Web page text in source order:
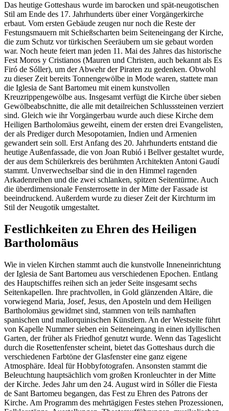
Das heutige Gotteshaus wurde im barocken und spät-neugotischen
Stil am Ende des 17. Jahrhunderts über einer Vorgängerkirche
erbaut. Vom ersten Gebäude zeugen nur noch die Reste der
Festungsmauern mit Schießscharten beim Seiteneingang der Kirche,
die zum Schutz vor türkischen Seeräubern um sie gebaut worden
war. Noch heute feiert man jeden 11. Mai des Jahres das historische
Fest Moros y Cristianos (Mauren und Christen, auch bekannt als Es
Firó de Sóller), um der Abwehr der Piraten zu gedenken. Obwohl
zu dieser Zeit bereits Tonnengewölbe in Mode waren, stattete man
die Iglesia de Sant Bartomeu mit einem kunstvollen
Kreuzrippengewölbe aus. Insgesamt verfügt die Kirche über sieben
Gewölbeabschnitte, die alle mit detailreichen Schlusssteinen verziert
sind. Gleich wie ihr Vorgängerbau wurde auch diese Kirche dem
Heiligen Bartholomäus geweiht, einem der ersten drei Evangelisten,
der als Prediger durch Mesopotamien, Indien und Armenien
gewandert sein soll. Erst Anfang des 20. Jahrhunderts entstand die
heutige Außenfassade, die von Joan Rubió i Bellver gestaltet wurde,
der aus dem Schülerkreis des berühmten Architekten Antoni Gaudí
stammt. Unverwechselbar sind die in den Himmel ragenden
Arkadenreihen und die zwei schlanken, spitzen Seitentürme. Auch
die überdimensionale Fensterrosette in der Mitte der Fassade ist
beeindruckend. Außerdem wurde zu dieser Zeit der Kirchturm im
Stil der Neugotik umgestaltet.
Festlichkeiten zu Ehren des Heiligen
Bartholomäus
Wie in vielen Kirchen stammt auch die kunstvolle Inneneinrichtung
der Iglesia de Sant Bartomeu aus verschiedenen Epochen. Entlang
des Hauptschiffes reihen sich an jeder Seite insgesamt sechs
Seitenkapellen. Ihre prachtvollen, in Gold glänzenden Altäre, die
vorwiegend Maria, Josef, Jesus, den Aposteln und dem Heiligen
Bartholomäus gewidmet sind, stammen von teils namhaften
spanischen und mallorquinischen Künstlern. An der Westseite führt
von Kapelle Nummer sieben ein Seiteneingang in einen idyllischen
Garten, der früher als Friedhof genutzt wurde. Wenn das Tageslicht
durch die Rosettenfenster scheint, bietet das Gotteshaus durch die
verschiedenen Farbtöne der Glasfenster eine ganz eigene
Atmosphäre. Ideal für Hobbyfotografen. Ansonsten stammt die
Beleuchtung hauptsächlich vom großen Kronleuchter in der Mitte
der Kirche. Jedes Jahr um den 24. August wird in Sóller die Fiesta
de Sant Bartomeu begangen, das Fest zu Ehren des Patrons der
Kirche. Am Programm des mehrtägigen Festes stehen Prozessionen,